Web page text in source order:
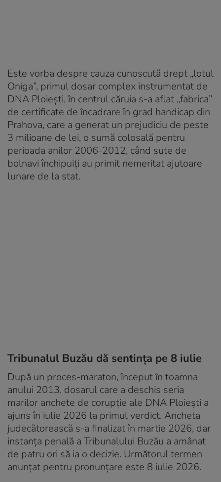
Este vorba despre cauza cunoscută drept „lotul
Oniga”, primul dosar complex instrumentat de
DNA Ploiești, în centrul căruia s-a aflat „fabrica”
de certificate de încadrare în grad handicap din
Prahova, care a generat un prejudiciu de peste
3 milioane de lei, o sumă colosală pentru
perioada anilor 2006-2012, când sute de
bolnavi închipuiți au primit nemeritat ajutoare
lunare de la stat.
Tribunalul Buzău dă sentința pe 8 iulie
După un proces-maraton, început în toamna
anului 2013, dosarul care a deschis seria
marilor anchete de corupție ale DNA Ploiești a
ajuns în iulie 2026 la primul verdict. Ancheta
judecătorească s-a finalizat în martie 2026, dar
instanța penală a Tribunalului Buzău a amânat
de patru ori să ia o decizie. Următorul termen
anunțat pentru pronunțare este 8 iulie 2026.